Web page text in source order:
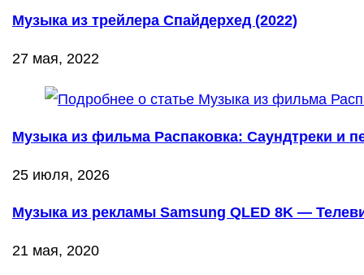
Музыка из трейлера Спайдерхед (2022)
27 мая, 2022
Музыка из фильма Распаковка: Саундтреки и
25 июля, 2026
Музыка из рекламы Samsung QLED 8K —
21 мая, 2020